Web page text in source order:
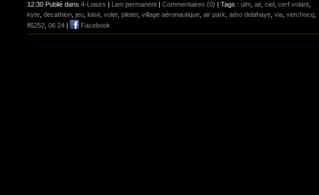
12:30 Publié dans 4-Loisirs Lien permanent Commentaires (0) | Tags : ulm air, ciel cerf volant
kyte decathlon jeu loisir, voler, piloter, village aéronautique air park aéro delahaye via verchocq
lf6252 06 24 Facebook